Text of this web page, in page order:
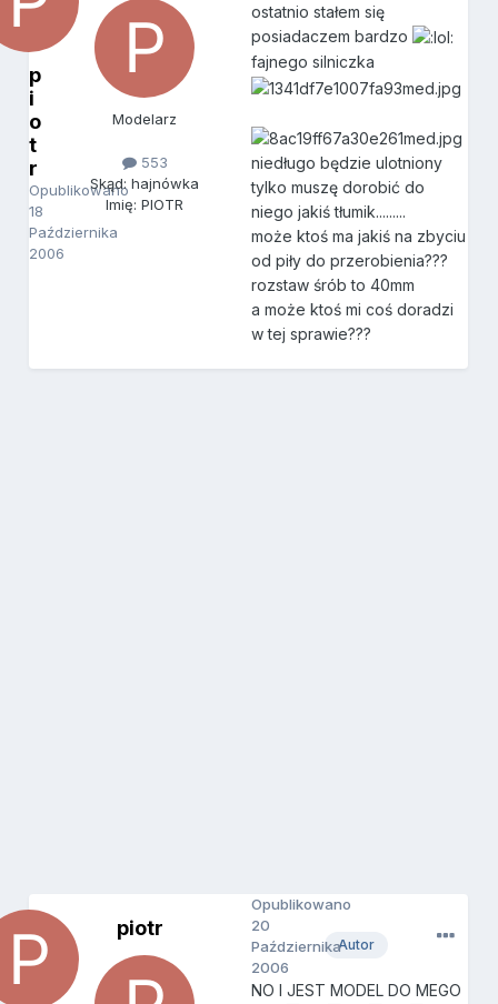
p
i
o
t
r
Opublikowano
18
Października
2006
Modelarz
553
Skąd: hajnówka
Imię: PIOTR
ostatnio stałem się
posiadaczem bardzo
fajnego silniczka
niedługo będzie ulotniony
tylko muszę dorobić do
niego jakiś tłumik.........
może ktoś ma jakiś na zbyciu
od piły do przerobienia???
rozstaw śrób to 40mm
a może ktoś mi coś doradzi
w tej sprawie???
piotr
Autor
Opublikowano
20
Października
2006
NO I JEST MODEL DO MEGO